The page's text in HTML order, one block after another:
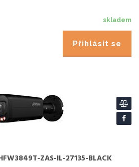
skladem
Přihlásit se
ZAS-IL-27135-BLACK